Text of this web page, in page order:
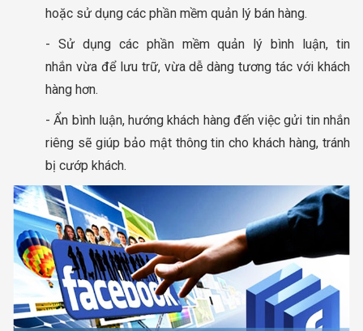
hoặc sử dụng các phần mềm quản lý bán hàng.
- Sử dụng các phần mềm quản lý bình luận, tin
nhắn vừa để lưu trữ, vừa dễ dàng tương tác với khách
hàng hơn.
- Ẩn bình luận, hướng khách hàng đến việc gửi tin nhắn
riêng sẽ giúp bảo mật thông tin cho khách hàng, tránh
bị cướp khách.